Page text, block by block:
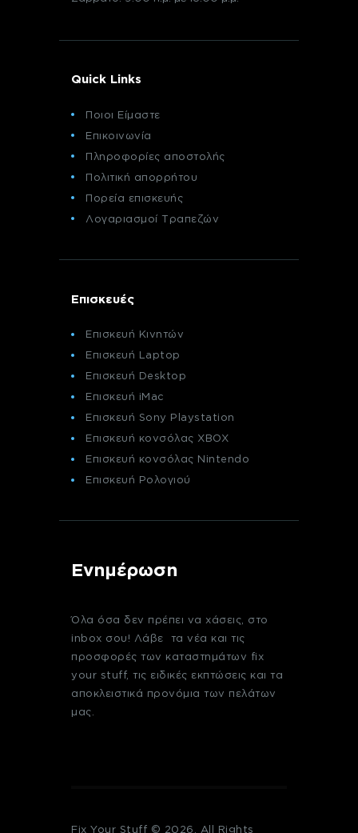
Quick Links
Ποιοι Είμαστε
Επικοινωνία
Πληροφορίες αποστολής
Πολιτική απορρήτου
Πορεία επισκευής
Λογαριασμοί Τραπεζών
Επισκευές
Επισκευή Κινητών
Επισκευή Laptop
Επισκευή Desktop
Επισκευή iMac
Επισκευή Sony Playstation
Επισκευή κονσόλας XBOX
Επισκευή κονσόλας Nintendo
Επισκευή Ρολογιού
Ενημέρωση
Όλα όσα δεν πρέπει να χάσεις, στο
inbox σου! Λάβε τα νέα και τις
προσφορές των καταστημάτων fix
your stuff, τις ειδικές εκπτώσεις και τα
αποκλειστικά προνόμια των πελάτων
μας.
Fix Your Stuff © 2026. All Rights